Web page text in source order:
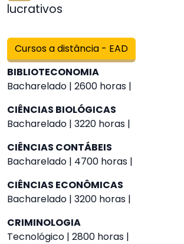
lucrativos
Cursos a distância - EAD
BIBLIOTECONOMIA
Bacharelado | 2600 horas |
CIÊNCIAS BIOLÓGICAS
Bacharelado | 3220 horas |
CIÊNCIAS CONTÁBEIS
Bacharelado | 4700 horas |
CIÊNCIAS ECONÔMICAS
Bacharelado | 3200 horas |
CRIMINOLOGIA
Tecnológico | 2800 horas |